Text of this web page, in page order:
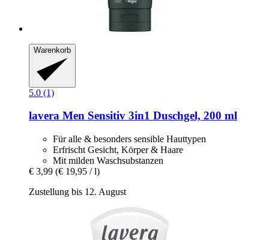
Warenkorb
5.0 (1)
lavera Men Sensitiv 3in1 Duschgel, 200 ml
Für alle & besonders sensible Hauttypen
Erfrischt Gesicht, Körper & Haare
Mit milden Waschsubstanzen
€ 3,99 (€ 19,95 / l)
Zustellung bis 12. August